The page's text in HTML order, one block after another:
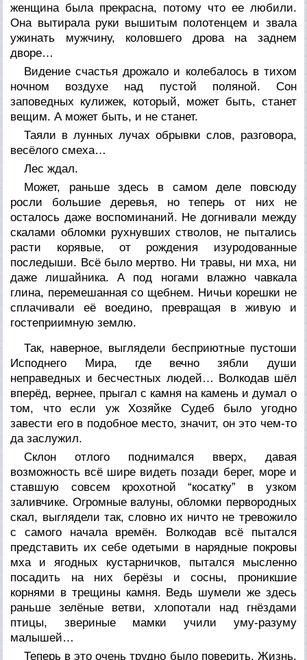
женщина была прекрасна, потому что ее любили.
Она вытирала руки вышитым полотенцем и звала
ужинать мужчину, коловшего дрова на заднем
дворе…
Видение счастья дрожало и колебалось в тихом
ночном воздухе над пустой поляной. Сон
заповедных кулижек, который, может быть, станет
вещим. А может быть, и не станет.
Таяли в лунных лучах обрывки слов, разговора,
весёлого смеха…
Лес ждал.
Может, раньше здесь в самом деле повсюду
росли большие деревья, но теперь от них не
осталось даже воспоминаний. Не догнивали между
скалами обломки рухнувших стволов, не пытались
расти корявые, от рождения изуродованные
последыши. Всё было мертво. Ни травы, ни мха, ни
даже лишайника. А под ногами влажно чавкала
глина, перемешанная со щебнем. Ничьи корешки не
сплачивали её воедино, превращая в живую и
гостеприимную землю.
Так, наверное, выглядели бесприютные пустоши
Исподнего Мира, где вечно зябли души
неправедных и бесчестных людей… Волкодав шёл
вперёд, вернее, прыгал с камня на камень и думал о
том, что если уж Хозяйке Судеб было угодно
завести его в подобное место, значит, он это чем-то
да заслужил.
Склон отлого поднимался вверх, давая
возможность всё шире видеть позади берег, море и
ставшую совсем крохотной “косатку” в узком
заливчике. Огромные валуны, обломки первородных
скал, выглядели так, словно их ничто не тревожило
с самого начала времён. Волкодав всё пытался
представить их себе одетыми в нарядные покровы
мха и ягодных кустарничков, пытался мысленно
посадить на них берёзы и сосны, проникшие
корнями в трещины камня. Ведь шумели же здесь
раньше зелёные ветви, хлопотали над гнёздами
птицы, звериные мамки учили уму-разуму
малышей…
Теперь в это очень трудно было поверить. Жизнь,